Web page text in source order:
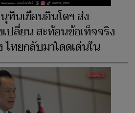
ทินเยือนอินโดฯ ส่ง
ปลี่ยน สะท้อนข้อเท็จจริง
ไทยกลับมาโดดเด่นใน